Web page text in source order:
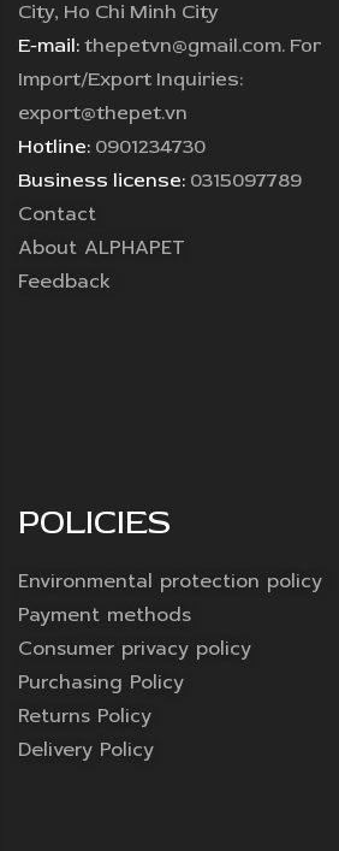
City, Ho Chi Minh City
E-mail: thepetvn@gmail.com. For
Import/Export Inquiries:
export@thepet.vn
Hotline: 0901234730
Business license: 0315097789
Contact
About ALPHAPET
Feedback
POLICIES
Environmental protection policy
Payment methods
Consumer privacy policy
Purchasing Policy
Returns Policy
Delivery Policy